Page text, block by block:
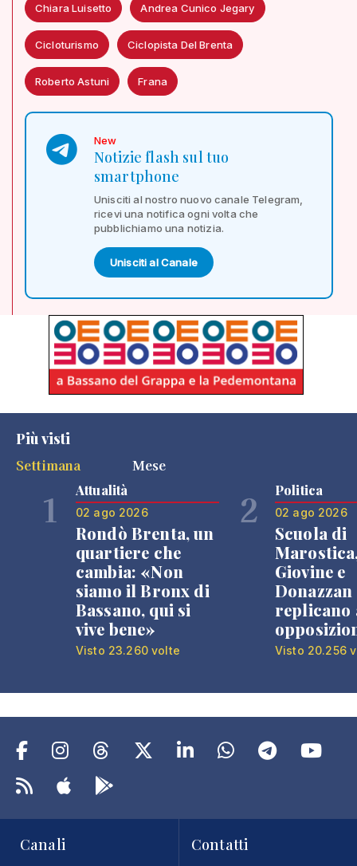
Chiara Luisetto Andrea Cunico Jegary
Cicloturismo Ciclopista Del Brenta
Roberto Astuni Frana
New
Notizie flash sul tuo
smartphone
Unisciti al nostro nuovo canale Telegram,
ricevi una notifica ogni volta che
pubblichiamo una notizia.
Unisciti al Canale
Più visti
Settimana
Mese
1 Attualità
02 ago 2026
Rondò Brenta, un
quartiere che
cambia: «Non
siamo il Bronx di
Bassano, qui si
vive bene»
Visto 23.260 volte
2 Politica
02 ago 2026
Scuola di
Giovine e
Donazzan
replicano
Visto 20.256
Canali Contatti